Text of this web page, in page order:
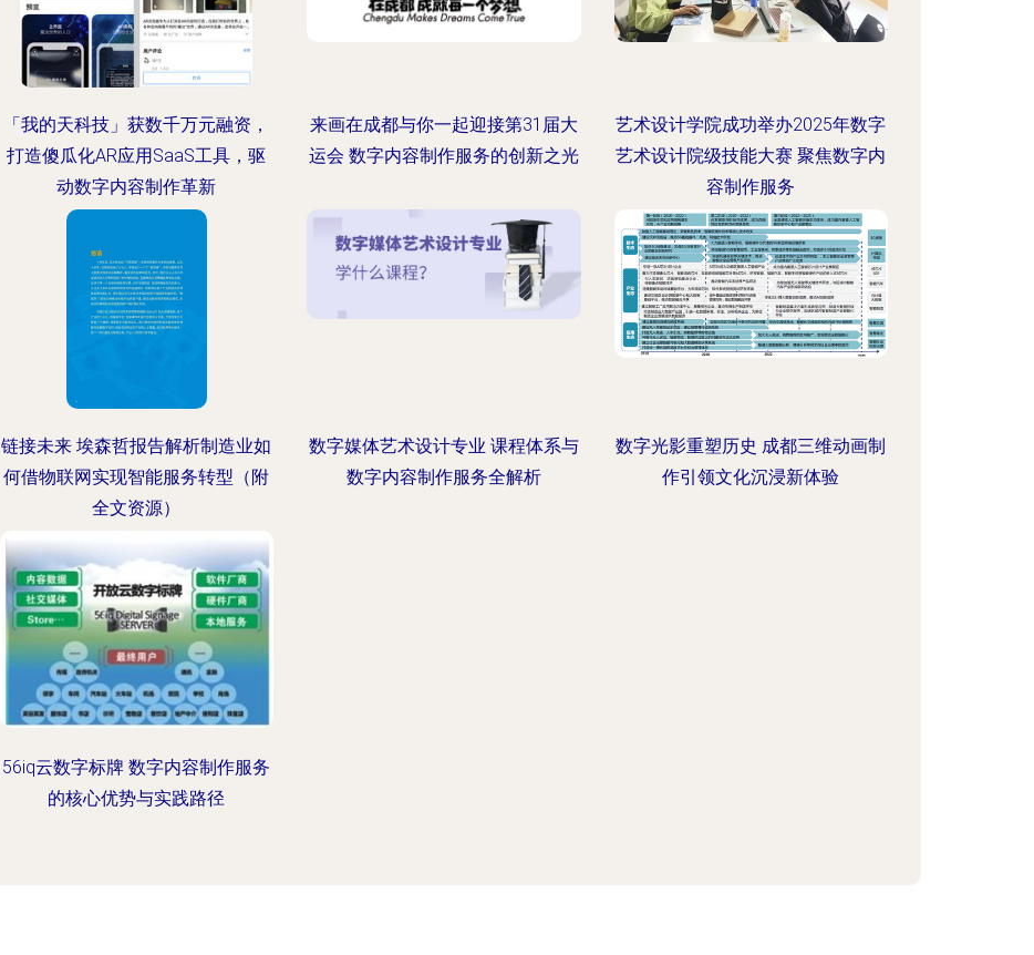
「我的天科技」获数千万元融资，
打造傻瓜化AR应用SaaS工具，驱
动数字内容制作革新
来画在成都与你一起迎接第31届大
运会 数字内容制作服务的创新之光
艺术设计学院成功举办2025年数字
艺术设计院级技能大赛 聚焦数字内
容制作服务
链接未来 埃森哲报告解析制造业如
何借物联网实现智能服务转型（附
全文资源）
数字媒体艺术设计专业 课程体系与
数字内容制作服务全解析
数字光影重塑历史 成都三维动画制
作引领文化沉浸新体验
56iq云数字标牌 数字内容制作服务
的核心优势与实践路径